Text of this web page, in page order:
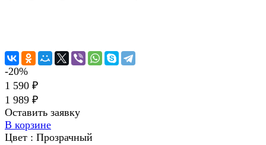
-20%
1 590 ₽
1 989 ₽
Оставить заявку
В корзине
Цвет : Прозрачный